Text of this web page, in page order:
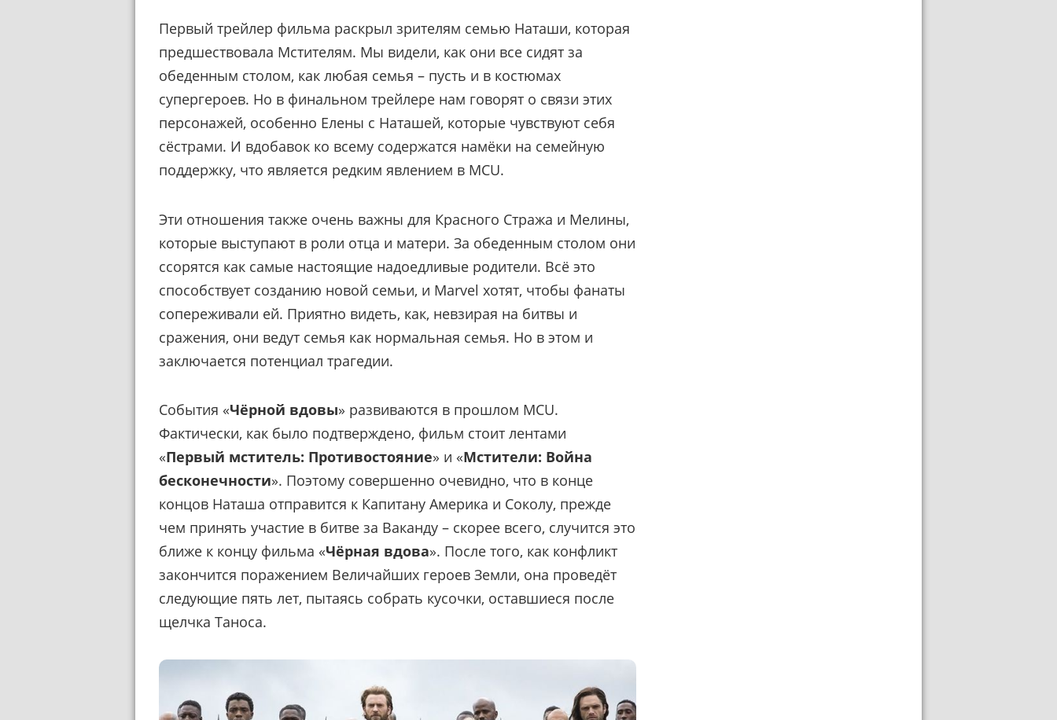
Первый трейлер фильма раскрыл зрителям семью Наташи, которая
предшествовала Мстителям. Мы видели, как они все сидят за
обеденным столом, как любая семья – пусть и в костюмах
супергероев. Но в финальном трейлере нам говорят о связи этих
персонажей, особенно Елены с Наташей, которые чувствуют себя
сёстрами. И вдобавок ко всему содержатся намёки на семейную
поддержку, что является редким явлением в MCU.
Эти отношения также очень важны для Красного Стража и Мелины,
которые выступают в роли отца и матери. За обеденным столом они
ссорятся как самые настоящие надоедливые родители. Всё это
способствует созданию новой семьи, и Marvel хотят, чтобы фанаты
сопереживали ей. Приятно видеть, как, невзирая на битвы и
сражения, они ведут семья как нормальная семья. Но в этом и
заключается потенциал трагедии.
События «Чёрной вдовы» развиваются в прошлом MCU.
Фактически, как было подтверждено, фильм стоит лентами
«Первый мститель: Противостояние» и «Мстители: Война
бесконечности». Поэтому совершенно очевидно, что в конце
концов Наташа отправится к Капитану Америка и Соколу, прежде
чем принять участие в битве за Ваканду – скорее всего, случится это
ближе к концу фильма «Чёрная вдова». После того, как конфликт
закончится поражением Величайших героев Земли, она проведёт
следующие пять лет, пытаясь собрать кусочки, оставшиеся после
щелчка Таноса.